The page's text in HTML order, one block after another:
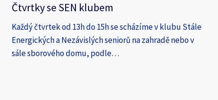
Čtvrtky se SEN klubem
Každý čtvrtek od 13h do 15h se scházíme v klubu Stále
Energických a Nezávislých seniorů na zahradě nebo v
sále sborového domu, podle…